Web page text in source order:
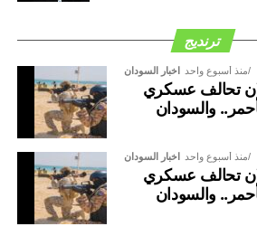
ترنديج
اخبار السودان منذ أسبوع واحد
تحالف عسكري
والسودان
اخبار السودان منذ أسبوع واحد
تحالف عسكري
والسودان